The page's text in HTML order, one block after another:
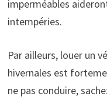
imperméables
intempéries.
Par ailleurs, louer un
hivernales est
ne pas conduire,